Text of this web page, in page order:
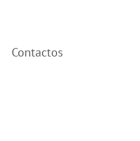
Contactos